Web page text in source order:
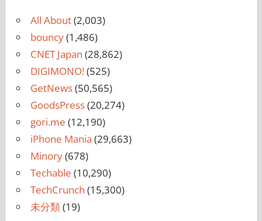
All About(2,003)
bouncy(1,486)
CNET Japan (28,862)
DIGIMONO!(525)
GetNews(50,565)
GoodsPress(20,274)
gori.me (12,190)
iPhone Mania (29,663)
Minory(678)
Techable (10,290)
TechCrunch (15,300)
未分類(19)